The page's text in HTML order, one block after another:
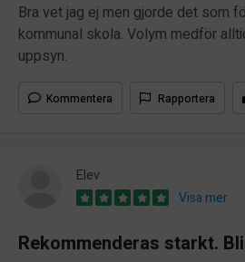
Bra vet jag ej men gjorde det som
kommunal skola. Volym medför
uppsyn.
Kommentera Rapportera
Elev
Visa mer
Rekommenderas starkt.